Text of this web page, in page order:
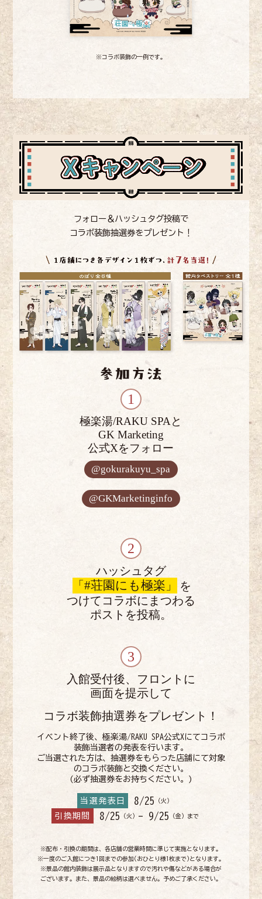
※コラボ装飾の一例です。
フォロー＆ハッシュタグ投稿で
コラボ装飾抽選券をプレゼント！
極楽湯/RAKU SPAと
GK Marketing
公式Xをフォロー
@gokurakuyu_spa
@GKMarketinginfo
ハッシュタグ
「#荘園にも極楽 」
を
つけてコラボにまつわる
ポストを投稿。
入館受付後、フロントに
画面を提示して
コラボ装飾抽選券をプレゼント！
イベント終了後、極楽湯/RAKU SPA公式Xにてコラボ
装飾当選者の発表を行います。
ご当選された方は、抽選券をもらった店舗にて対象
のコラボ装飾と交換ください。
(必ず抽選券をお持ちください。)
当選発表日 8/25 （火）
引換期間 8/25 （火） - 9/25 （金）まで
※配布・引換の期間は、各店舗の営業時間に準じて実施となります。
※一度のご入館につき1回までの参加(おひとり様1枚まで)となります。
※景品の館内装飾は展示品となりますので汚れや傷などがある場合が
ございます。 また、景品の絵柄は選べません。予めご了承ください。